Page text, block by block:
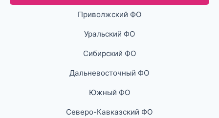
Приволжский ФО
Уральский ФО
Сибирский ФО
Дальневосточный ФО
Южный ФО
Северо-Кавказский ФО